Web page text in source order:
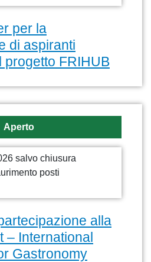
per la
di aspiranti
progetto FRIHUB
Aperto
salvo chiusura
posti
alla
– International
Gastronomy